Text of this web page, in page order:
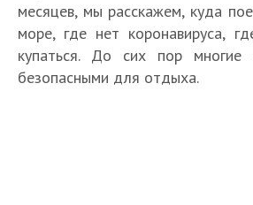
месяцев, мы расскажем, куда
море, где нет коронавируса,
купаться. До сих пор многие
безопасными для отдыха.